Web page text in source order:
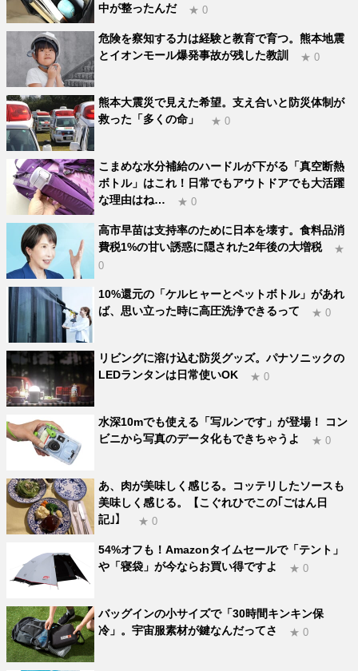
中が整ったんだ
★ 0
危険を察知する力は経験と教育で育つ。熊本地震
とイオンモール爆発事故が残した教訓
★ 0
熊本大震災で見えた希望。支え合いと防災体制が
救った「多くの命」
★ 0
こまめな水分補給のハードルが下がる「真空断熱
ボトル」はこれ！日常でもアウトドアでも大活躍
な理由はね…
★ 0
高市早苗は支持率のために日本を壊す。食料品消
費税1%の甘い誘惑に隠された2年後の大増税
★
0
10%還元の「ケルヒャーとペットボトル」があれ
ば、思い立った時に高圧洗浄できるって
★ 0
リビングに溶け込む防災グッズ。パナソニックの
LEDランタンは日常使いOK
★ 0
水深10mでも使える「写ルンです」が登場！ コン
ビニから写真のデータ化もできちゃうよ
★ 0
あ、肉が美味しく感じる。コッテリしたソースも
美味しく感じる。【こぐれひでこの｢ごはん日
記｣】
★ 0
54%オフも！Amazonタイムセールで「テント」
や「寝袋」が今ならお買い得ですよ
★ 0
バッグインの小サイズで「30時間キンキン保
冷」。宇宙服素材が鍵なんだってさ
★ 0